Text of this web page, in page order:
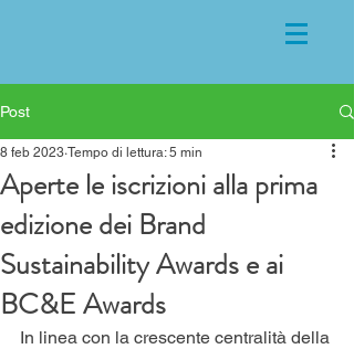
Post
Aperte le iscrizioni alla prima
edizione dei Brand
Sustainability Awards e ai
BC&E Awards
8 feb 2023 Tempo di lettura: 5 min
In linea con la crescente centralità della